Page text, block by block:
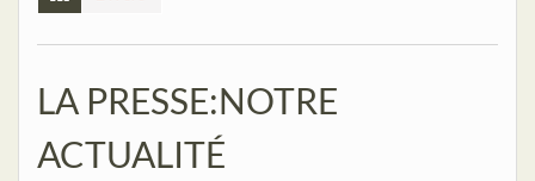
LA PRESSE:NOTRE
ACTUALITÉ